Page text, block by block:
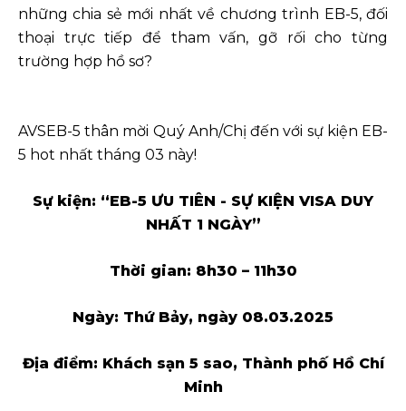
những chia sẻ mới nhất về chương trình EB-5, đối
thoại trực tiếp để tham vấn, gỡ rối cho từng
trường hợp hồ sơ?
AVSEB-5 thân mời Quý Anh/Chị đến với sự kiện EB-
5 hot nhất tháng 03 này!
Sự kiện: “EB-5 ƯU TIÊN - SỰ KIỆN VISA DUY
NHẤT 1 NGÀY”
Thời gian: 8h30 – 11h30
Ngày: Thứ Bảy, ngày 08.03.2025
Địa điểm: Khách sạn 5 sao, Thành phố Hồ Chí
Minh